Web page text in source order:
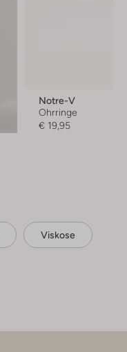
Notre-V
Ohrringe
€ 19,95
Viskose